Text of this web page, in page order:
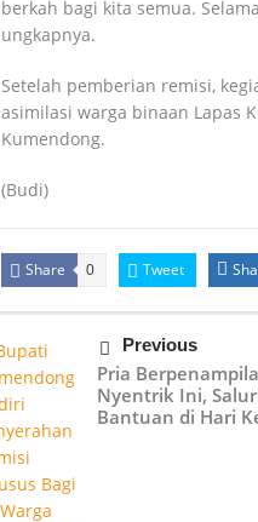
berkah bagi kita semua.
ungkapnya.
Setelah pemberian remisi,
asimilasi warga binaan Lapas
Kumendong.
(Budi)
Share 0 Tweet
Previous
Pria
Nyentrik Ini,
Bantuan di Hari